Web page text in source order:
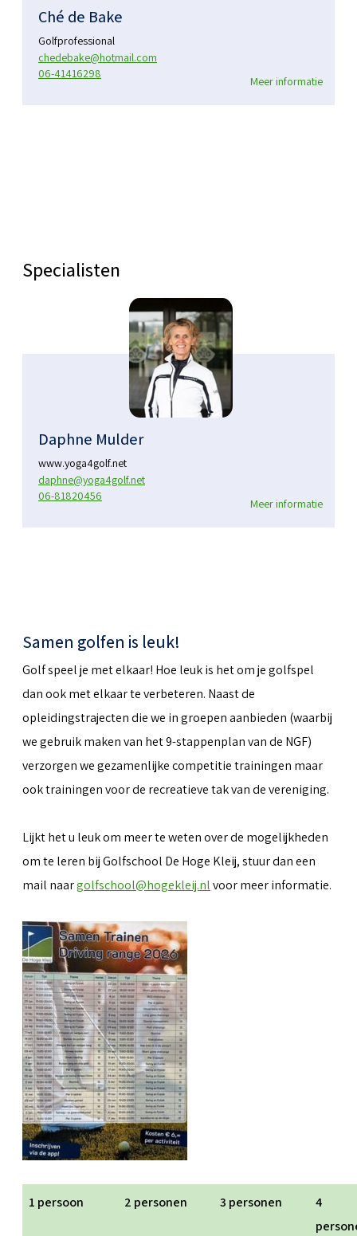
Ché de Bake
Golfprofessional
chedebake@hotmail.com
06-41416298
Meer informatie
Specialisten
Daphne Mulder
www.yoga4golf.net
daphne@yoga4golf.net
06-81820456
Meer informatie
Samen golfen is leuk!
Golf speel je met elkaar! Hoe leuk is het om je golfspel
dan ook met elkaar te verbeteren. Naast de
opleidingstrajecten die we in groepen aanbieden (waarbij
we gebruik maken van het 9-stappenplan van de NGF)
verzorgen we gezamenlijke competitie trainingen maar
ook trainingen voor de recreatieve tak van de vereniging.
Lijkt het u leuk om meer te weten over de mogelijkheden
om te leren bij Golfschool De Hoge Kleij, stuur dan een
mail naargolfschool@hogekleij.nlvoor meer informatie.
1 persoon 2 personen 3 personen
4